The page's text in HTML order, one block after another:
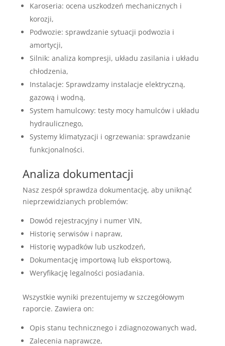
Karoseria: ocena uszkodzeń mechanicznych i
korozji,
Podwozie: sprawdzanie sytuacji podwozia i
amortycji,
Silnik: analiza kompresji, układu zasilania i układu
chłodzenia,
Instalacje: Sprawdzamy instalacje elektryczną,
gazową i wodną,
System hamulcowy: testy mocy hamulców i układu
hydraulicznego,
Systemy klimatyzacji i ogrzewania: sprawdzanie
funkcjonalności.
Analiza dokumentacji
Nasz zespół sprawdza dokumentację, aby uniknąć
nieprzewidzianych problemów:
Dowód rejestracyjny i numer VIN,
Historię serwisów i napraw,
Historię wypadków lub uszkodzeń,
Dokumentację importową lub eksportową,
Weryfikację legalności posiadania.
Wszystkie wyniki prezentujemy w szczegółowym
raporcie. Zawiera on:
Opis stanu technicznego i zdiagnozowanych wad,
Zalecenia naprawcze,